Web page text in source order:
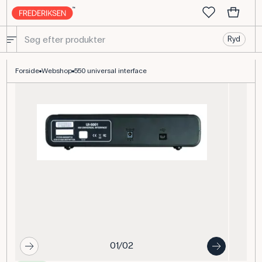
Ryd
Forside Webshop 550 universal interface
01/02